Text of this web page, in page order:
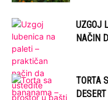
UZGOJ
NAČIN
TORTA